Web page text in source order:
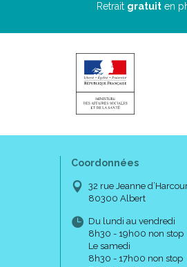
Retrait gratuit en
Coordonnées
32 rue Jeanne
80300 Albert
Du lundi au vendredi
8h30 - 19h00 non stop
Le samedi
8h30 - 17h00 non stop